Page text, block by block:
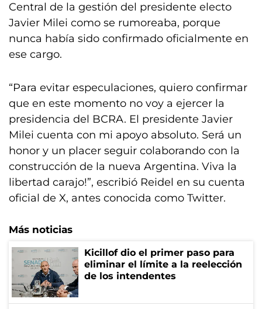
Central de la gestión del presidente electo
Javier Milei como se rumoreaba, porque
nunca había sido confirmado oficialmente en
ese cargo.
“Para evitar especulaciones, quiero confirmar
que en este momento no voy a ejercer la
presidencia del BCRA. El presidente Javier
Milei cuenta con mi apoyo absoluto. Será un
honor y un placer seguir colaborando con la
construcción de la nueva Argentina. Viva la
libertad carajo!”, escribió Reidel en su cuenta
oficial de X, antes conocida como Twitter.
Más noticias
Kicillof dio el primer paso para
eliminar el límite a la reelección
de los intendentes